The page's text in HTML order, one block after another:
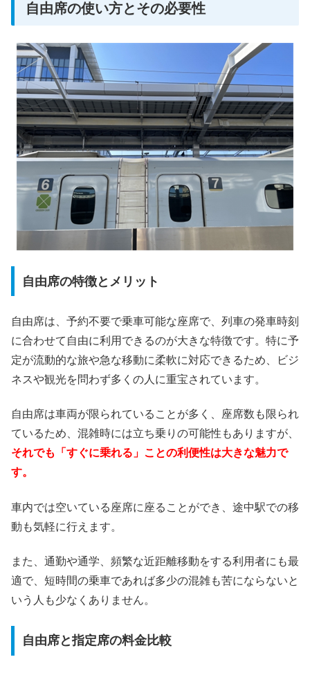
自由席の使い方とその必要性
自由席の特徴とメリット
自由席は、予約不要で乗車可能な座席で、列車の発車時刻
に合わせて自由に利用できるのが大きな特徴です。特に予
定が流動的な旅や急な移動に柔軟に対応できるため、ビジ
ネスや観光を問わず多くの人に重宝されています。
自由席は車両が限られていることが多く、座席数も限られ
ているため、混雑時には立ち乗りの可能性もありますが、
それでも「すぐに乗れる」ことの利便性は大きな魅力で
す。
車内では空いている座席に座ることができ、途中駅での移
動も気軽に行えます。
また、通勤や通学、頻繁な近距離移動をする利用者にも最
適で、短時間の乗車であれば多少の混雑も苦にならないと
いう人も少なくありません。
自由席と指定席の料金比較